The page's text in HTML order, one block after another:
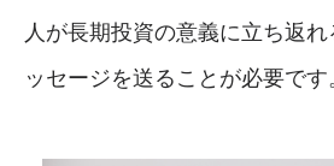
人が長期投資の意義に立ち返
ッセージを送ることが必要です